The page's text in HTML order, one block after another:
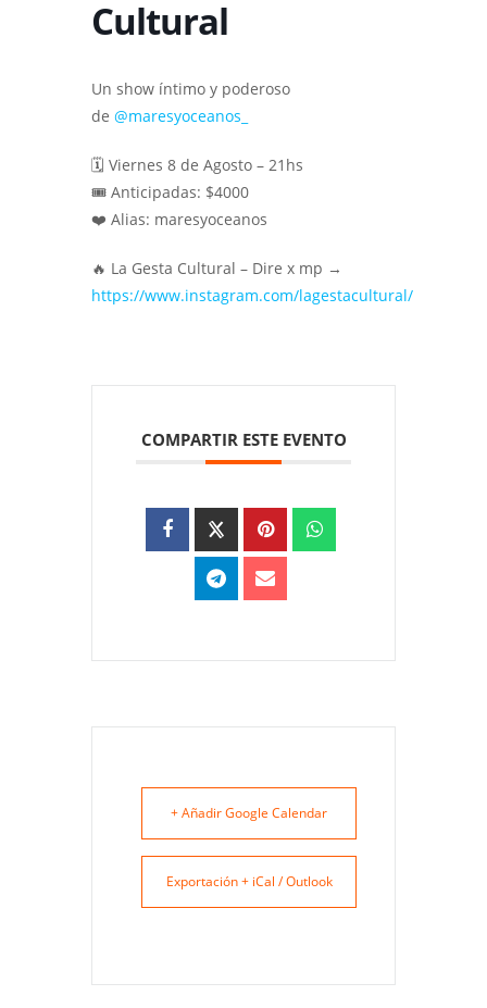
Cultural
Un show íntimo y poderoso
de @maresyoceanos_
🗓 Viernes 8 de Agosto – 21hs
🎟 Anticipadas: $4000
❤️ Alias: maresyoceanos
🔥 La Gesta Cultural – Dire x mp →
https://www.instagram.com/lagestacultural/
COMPARTIR ESTE EVENTO
+ Añadir Google Calendar
Exportación + iCal / Outlook